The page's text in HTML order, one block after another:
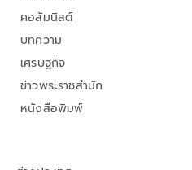
คอลัมนิสต์
บทความ
เศรษฐกิจ
ข่าวพระราชสำนัก
หนังสือพิมพ์